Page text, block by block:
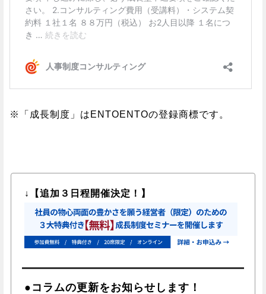
※「成長制度」はENTOENTOの登録商標です。
↓【追加３日程開催決定！】
●コラムの更新をお知らせします！